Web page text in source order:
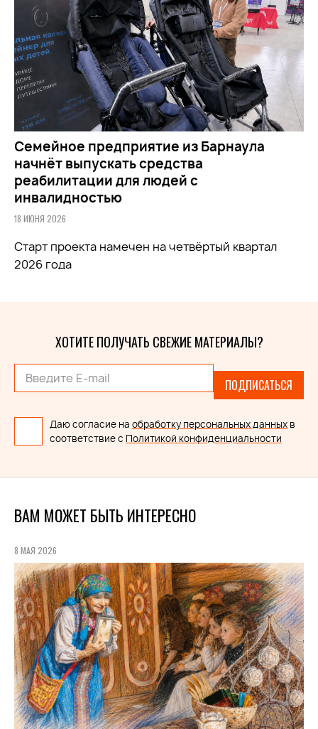
Семейное предприятие из Барнаула
начнёт выпускать средства
реабилитации для людей с
инвалидностью
18 ИЮНЯ 2026
Старт проекта намечен на четвёртый квартал
2026 года
ХОТИТЕ ПОЛУЧАТЬ СВЕЖИЕ МАТЕРИАЛЫ?
ПОДПИСАТЬСЯ
Даю согласие на обработку персональных данных в
соответствие с Политикой конфиденциальности
ВАМ МОЖЕТ БЫТЬ ИНТЕРЕСНО
8 МАЯ 2026